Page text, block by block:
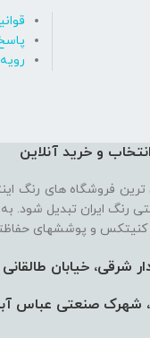
و خرید آنلاین
فروشگاه های رنگ
رنگ ایران تبدیل
کنیتکس و پوششهای
(139)،‌ نرسیده به 212، پلاک
شهرک صنعتی عباس